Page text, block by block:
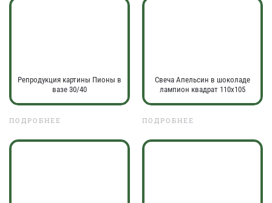
Репродукция картины Пионы в
вазе 30/40
ПОДРОБНЕЕ
Свеча Апельсин в шоколаде
лампион квадрат 110х105
ПОДРОБНЕЕ